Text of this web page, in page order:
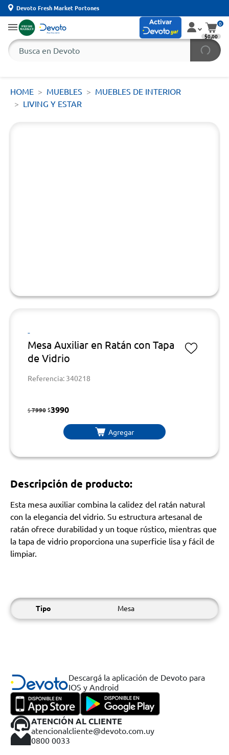
Devoto Fresh Market Portones
0
$0,00
HOME MUEBLES
MUEBLES DE INTERIOR
LIVING Y ESTAR
-
Mesa Auxiliar en Ratán con Tapa
de Vidrio
Referencia: 340218
$7990 $3990
Agregar
Descripción de producto:
Esta mesa auxiliar combina la calidez del ratán natural
con la elegancia del vidrio. Su estructura artesanal de
ratán ofrece durabilidad y un toque rústico, mientras que
la tapa de vidrio proporciona una superficie lisa y fácil de
limpiar.
Tipo Mesa
Descargá la aplicación de Devoto para
IOS y Android
ATENCIÓN AL CLIENTE
atencionalcliente@devoto.com.uy
0800 0033